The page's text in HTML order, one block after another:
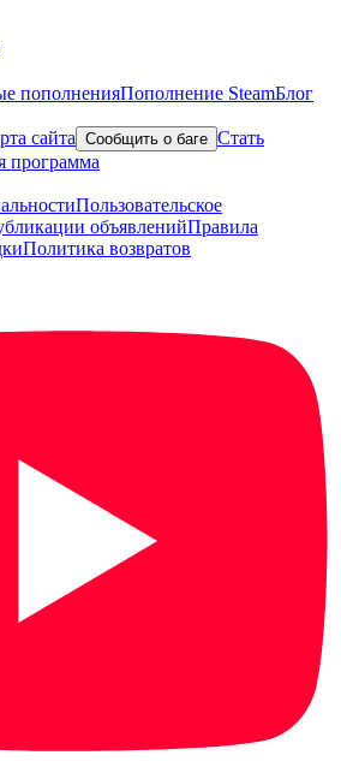
пополненияПополнение SteamБлог
сайта Сообщить о баге Стать
программа
Пользовательское
объявленийПравила
Политика возвратов